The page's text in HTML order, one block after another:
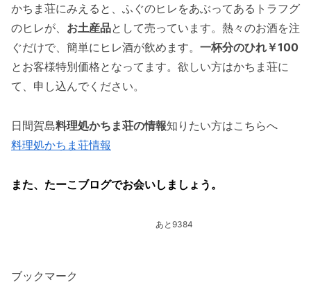
かちま荘にみえると、ふぐのヒレをあぶってあるトラフグ
のヒレが、 お土産品として売っています。熱々のお酒を注
ぐだけで、簡単にヒレ酒が飲めます。 一杯分のひれ￥100
とお客様特別価格となってます。欲しい方はかちま荘に
て、申し込んでください。
日間賀島料理処かちま荘の情報知りたい方はこちらへ
料理処かちま荘情報
また、たーこブログでお会いしましょう。
あと9384
ブックマーク